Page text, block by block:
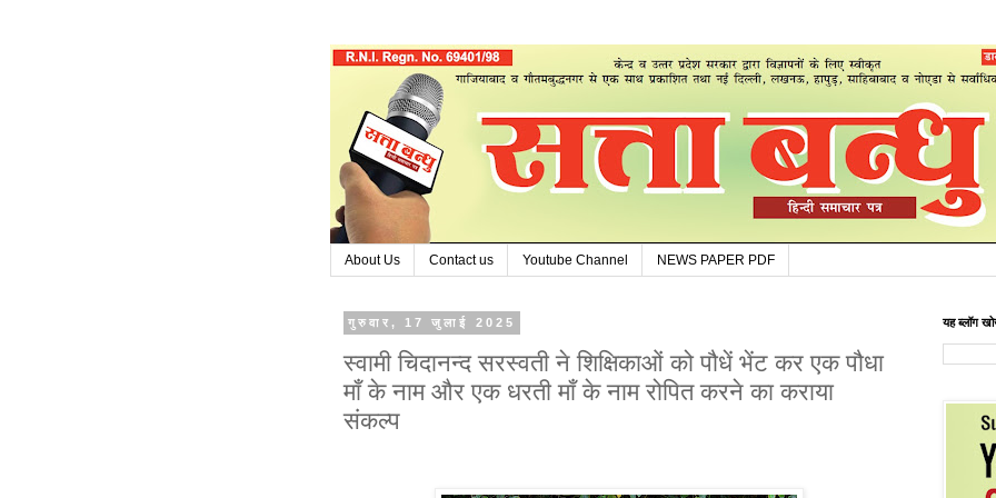
About Us Contact us Youtube Channel NEWS PAPER PDF
गुरुवार, 17 जुलाई 2025
स्वामी चिदानन्द सरस्वती ने शिक्षिकाओं को पौधें भेंट कर एक पौधा
माँ के नाम और एक धरती माँ के नाम रोपित करने का कराया
संकल्प
यह ब्लॉग